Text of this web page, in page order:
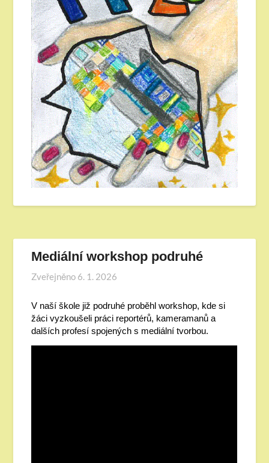
Mediální workshop podruhé
Zveřejněno 6. 1. 2026
V naší škole již podruhé proběhl workshop, kde si
žáci vyzkoušeli práci reportérů, kameramanů a
dalších profesí spojených s mediální tvorbou.